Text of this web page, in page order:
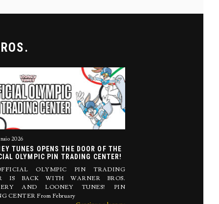
2026
TUNES OPENS THE DOOR OF THE
OLYMPIC PIN TRADING CENTER!
OLYMPIC PIN TRADING
IS BACK WITH WARNER BROS.
AND LOONEY TUNES! PIN
CENTER From February